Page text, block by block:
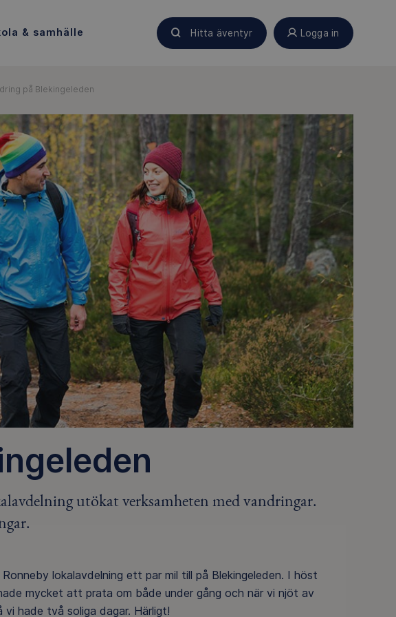
& samhälle Hitta äventyr Logga in
på Blekingeleden
utökat verksamheten med vandringar.
lokalavdelning ett par mil till på Blekingeleden. I höst
mycket att prata om både under gång och när vi njöt av
hade två soliga dagar. Härligt!